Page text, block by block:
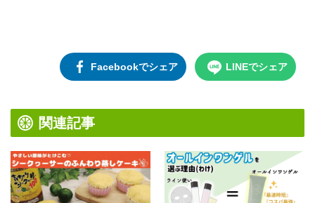
Facebookでシェア LINEでシェア
関連記事